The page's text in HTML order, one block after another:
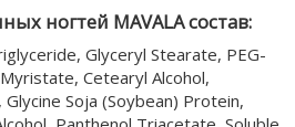
ногтей MAVALA состав:
Glyceryl Stearate, PEG-
Cetearyl Alcohol,
Soja (Soybean) Protein,